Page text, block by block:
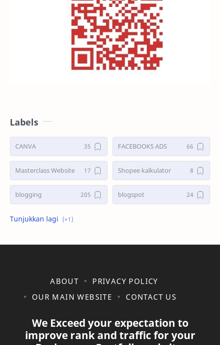
Labels
CANVA FACEBOOKS ADS
Masterclass Website Shopee kalkulator
blogging blogspot
shopee
ABOUT
PRIVACY POLICY
OUR MAIN WEBSITE
CONTACT US
We Exceed your expectation to
improve rank and traffic for your